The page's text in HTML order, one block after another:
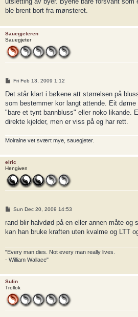
ble brent bort fra mønsteret.
Sauegjeteren
Sauegjeter
P
s
Fri Feb 13, 2009 1:12
Det står klart i bøkene att størrelsen på
som bestemmer kor langt attende. Eit
"bare et tynt bannbluss" eller noko likande.
direkte kjelder, men er viss på eg har rett.
Moiraine vet svært mye, sauegjeter.
elric
Hengiven
P
s
Sun Dec 20, 2009 14:53
rand blir halvdød på en eller annen måte og
kan han bruke kraften uten kvalme og LTT
"Every man dies. Not every man really lives.
- William Wallace"
Sulin
Trollok